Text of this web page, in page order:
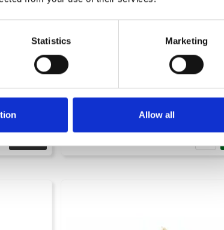
Statistics Marketing
Allow all
läder av
Vedkorg läder
Art nr. 1640